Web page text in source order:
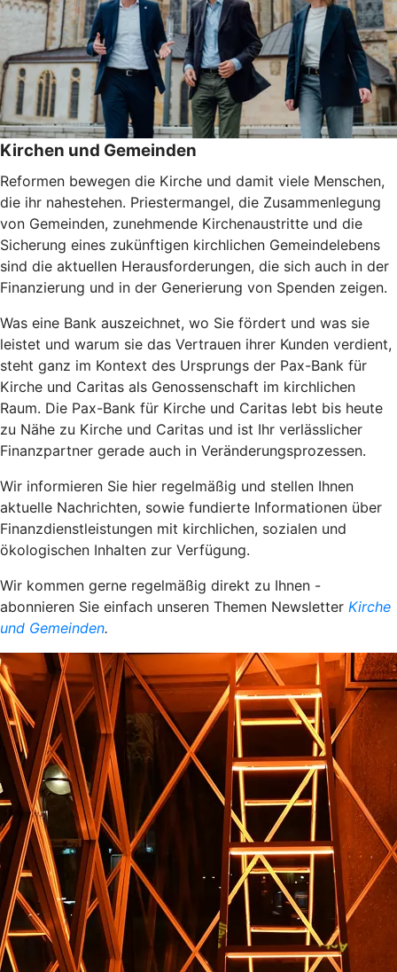
Kirchen und Gemeinden
Reformen bewegen die Kirche und damit viele Menschen,
die ihr nahestehen. Priestermangel, die Zusammenlegung
von Gemeinden, zunehmende Kirchenaustritte und die
Sicherung eines zukünftigen kirchlichen Gemeindelebens
sind die aktuellen Herausforderungen, die sich auch in der
Finanzierung und in der Generierung von Spenden zeigen.
Was eine Bank auszeichnet, wo Sie fördert und was sie
leistet und warum sie das Vertrauen ihrer Kunden verdient,
steht ganz im Kontext des Ursprungs der Pax-Bank für
Kirche und Caritas als Genossenschaft im kirchlichen
Raum. Die Pax-Bank für Kirche und Caritas lebt bis heute
zu Nähe zu Kirche und Caritas und ist Ihr verlässlicher
Finanzpartner gerade auch in Veränderungsprozessen.
Wir informieren Sie hier regelmäßig und stellen Ihnen
aktuelle Nachrichten, sowie fundierte Informationen über
Finanzdienstleistungen mit kirchlichen, sozialen und
ökologischen Inhalten zur Verfügung.
Wir kommen gerne regelmäßig direkt zu Ihnen -
abonnieren Sie einfach unseren Themen Newsletter Kirche
und Gemeinden.